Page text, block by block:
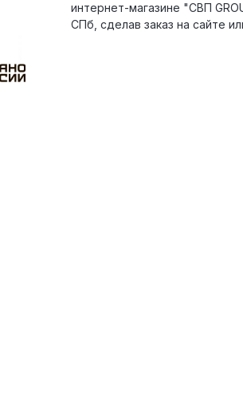
интернет-магазине "СВП
СПб, сделав заказ на сайте